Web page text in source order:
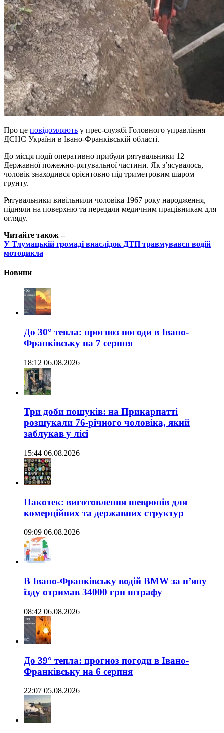
Про це повідомляють у прес-службі Головного управління
ДСНС України в Івано-Франківській області.
До місця події оперативно прибули рятувальники 12
Державної пожежно-рятувальної частини. Як зʼясувалось,
чоловік знаходився орієнтовно під триметровим шаром
грунту.
Рятувальники вивільнили чоловіка 1967 року народження,
підняли на поверхню та передали медичним працівникам для
огляду.
Читайте також –
У Тлумацькій громаді внаслідок ДТП травмувався водій
мотоцикла
Новини
До 30° тепла: прогноз погоди в Івано-
Франківську на 7 серпня
18:12 06.08.2026
Три доби пошуків: на Прикарпатті
розшукали 76-річного чоловіка, який
заблукав у лісі
15:44 06.08.2026
Пакотек: виготовлення шевронів для
комерційних та державних структур
09:09 06.08.2026
В Івано-Франківську водій BMW за п’яну
їзду отримав 34000 грн штрафу
08:42 06.08.2026
До 39° тепла: прогноз погоди в Івано-
Франківську на 6 серпня
22:07 05.08.2026